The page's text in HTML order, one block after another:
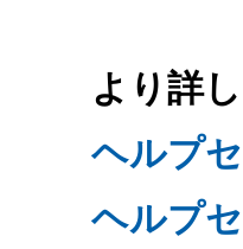
より詳
ヘルプ
ヘルプ